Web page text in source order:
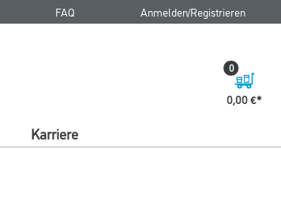
FAQ Anmelden/Registrieren
0,00 €
0
Karriere